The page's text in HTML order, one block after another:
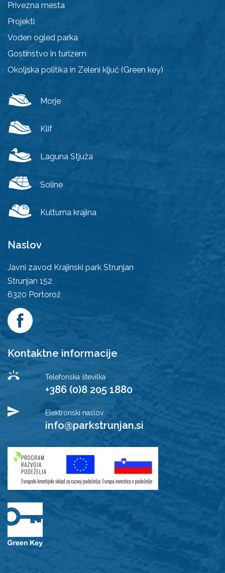
Privezna mesta
Projekti
Voden ogled parka
Gostinstvo in turizem
Okoljska politika in Zeleni ključ (Green key)
Morje
Klif
Laguna Stjuža
Soline
Kulturna krajina
Naslov
Javni zavod Krajinski park Strunjan
Strunjan 152
6320 Portorož
Kontaktne informacije
Telefonska številka
+386 (0)8 205 1880
Elektronski naslov
info@parkstrunjan.si